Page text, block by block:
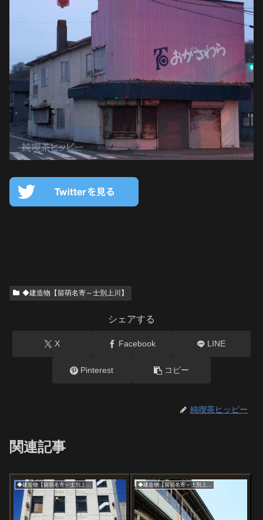
◆建造物【留萌名寄～士別上川】
シェアする
X Facebook LINE
Pinterest コピー
純喫茶ヒッピー
関連記事
◆建造物【留萌名寄～士別上川】 ◆建造物【留萌名寄～士別上川】